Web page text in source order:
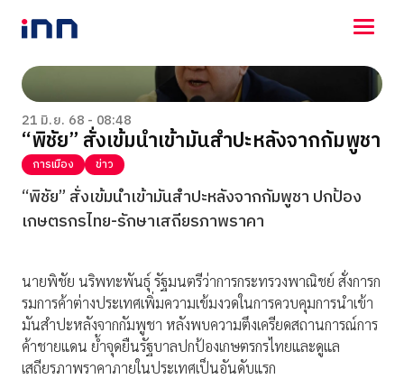
NEWS
ENTERTAINMENT
LIFESTYLE
HOROSCOPE
LOTTERY
VIDEO
ร่วมด้วยช่วยกัน
21 มิ.ย. 68 - 08:48
“พิชัย” สั่งเข้มนำเข้ามันสำปะหลังจากกัมพูชา
การเมือง ข่าว
“พิชัย” สั่งเข้มนำเข้ามันสำปะหลังจากกัมพูชา ปกป้อง
เกษตรกรไทย-รักษาเสถียรภาพราคา
นายพิชัย นริพทะพันธุ์ รัฐมนตรีว่าการกระทรวงพาณิชย์ สั่งการก
รมการค้าต่างประเทศเพิ่มความเข้มงวดในการควบคุมการนำเข้า
มันสำปะหลังจากกัมพูชา หลังพบความตึงเครียดสถานการณ์การ
ค้าชายแดน ย้ำจุดยืนรัฐบาลปกป้องเกษตรกรไทยและดูแล
เสถียรภาพราคาภายในประเทศเป็นอันดับแรก